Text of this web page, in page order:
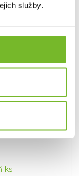
služby.
Alpha
ks